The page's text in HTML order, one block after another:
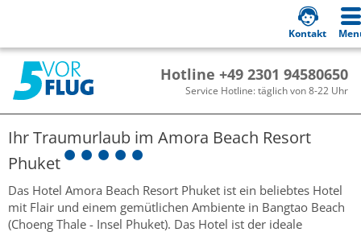
Hotline +49 2301 94580650
Service Hotline: täglich von 8-22 Uhr
Kontakt
Ihr Traumurlaub im Amora Beach Resort
Phuket
Das Hotel Amora Beach Resort Phuket ist ein beliebtes Hotel
mit Flair und einem gemütlichen Ambiente in Bangtao Beach
(Choeng Thale - Insel Phuket). Das Hotel ist der ideale